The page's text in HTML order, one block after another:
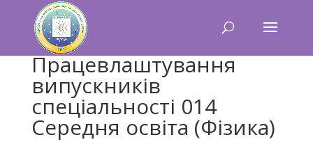
Працевлаштування
випускників
спеціальності 014
Середня освіта (Фізика)